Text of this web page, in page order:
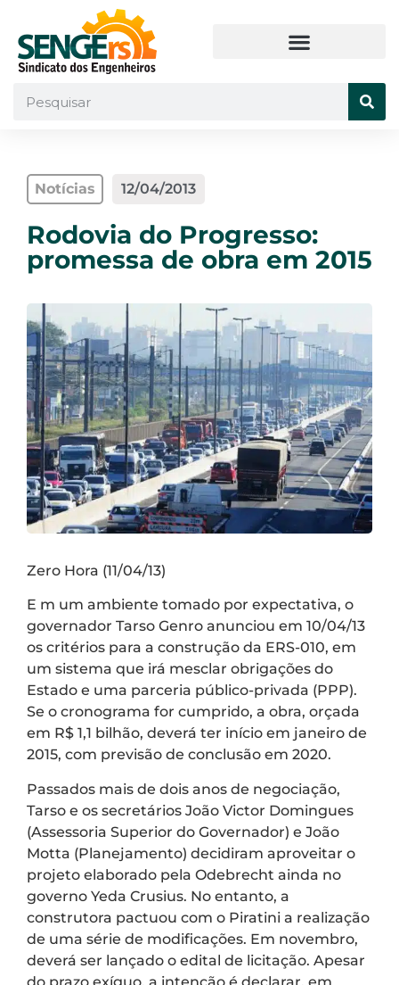
Notícias 12/04/2013
Rodovia do Progresso:
promessa de obra em 2015
Zero Hora (11/04/13)
E m um ambiente tomado por expectativa, o
governador Tarso Genro anunciou em 10/04/13
os critérios para a construção da ERS-010, em
um sistema que irá mesclar obrigações do
Estado e uma parceria público-privada (PPP).
Se o cronograma for cumprido, a obra, orçada
em R$ 1,1 bilhão, deverá ter início em janeiro de
2015, com previsão de conclusão em 2020.
Passados mais de dois anos de negociação,
Tarso e os secretários João Victor Domingues
(Assessoria Superior do Governador) e João
Motta (Planejamento) decidiram aproveitar o
projeto elaborado pela Odebrecht ainda no
governo Yeda Crusius. No entanto, a
construtora pactuou com o Piratini a realização
de uma série de modificações. Em novembro,
deverá ser lançado o edital de licitação. Apesar